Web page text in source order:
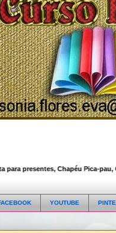
presentes, Chapéu Pica-pau,
YOUTUBE